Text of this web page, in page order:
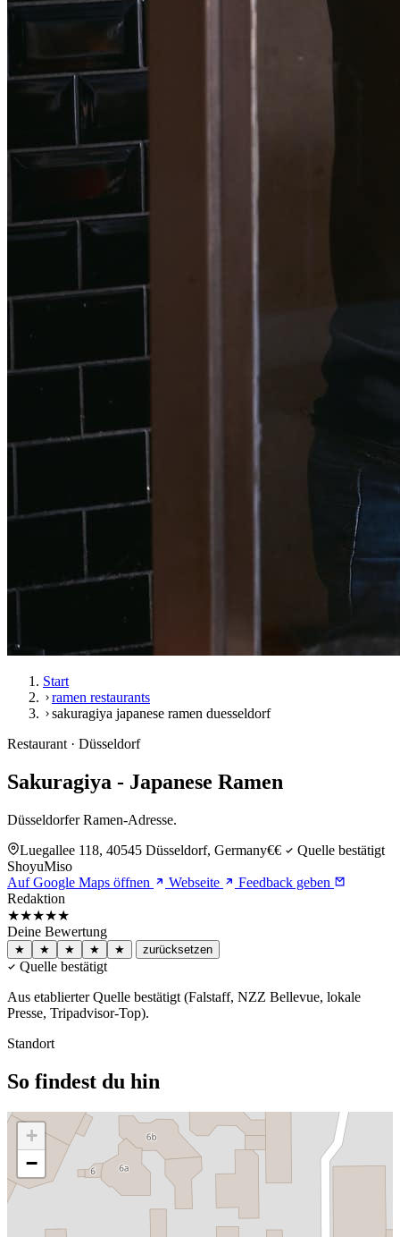
Start
ramen restaurants
sakuragiya japanese ramen duesseldorf
Restaurant · Düsseldorf
Sakuragiya - Japanese Ramen
Düsseldorfer Ramen-Adresse.
Luegallee 118, 40545 Düsseldorf, Germany€€
Quelle bestätigt
ShoyuMiso
Auf Google Maps öffnen
Webseite
Feedback geben
Redaktion
★★★★★
Deine Bewertung
★ ★ ★ ★ ★ zurücksetzen
Quelle bestätigt
Aus etablierter Quelle bestätigt (Falstaff, NZZ Bellevue, lokale
Presse, Tripadvisor-Top).
Standort
So findest du hin
+
−